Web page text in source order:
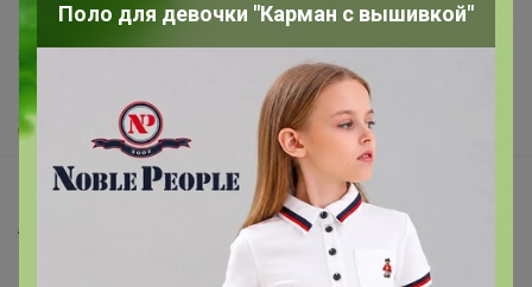
Написать в поддержку
Защита покупателя
Помощь
О нас
Все предложения
Анонсы
Поло для девочки "Карман с вышивкой"